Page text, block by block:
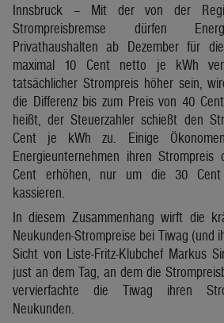
Innsbruck – Mit der von der
Strompreisbremse dürfen
Privathaushalten ab Dezember für
maximal 10 Cent netto je kWh
tatsächlicher Strompreis höher sein,
die Differenz bis zum Preis von 40
heißt, der Steuerzahler schießt den
Cent je kWh zu. Einige
Energieunternehmen ihren
Cent erhöhen, nur um die 30
kassieren.
In diesem Zusammenhang wirft die
Neukunden-Strompreise bei Tiwag (und
Sicht von Liste-Fritz-Klubchef Markus
just an dem Tag, an dem die
vervierfachte die Tiwag ihren
Neukunden.